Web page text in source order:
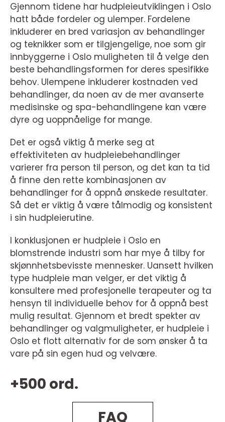
Gjennom tidene har hudpleieutviklingen i Oslo
hatt både fordeler og ulemper. Fordelene
inkluderer en bred variasjon av behandlinger
og teknikker som er tilgjengelige, noe som gir
innbyggerne i Oslo muligheten til å velge den
beste behandlingsformen for deres spesifikke
behov. Ulempene inkluderer kostnaden ved
behandlinger, da noen av de mer avanserte
medisinske og spa-behandlingene kan være
dyre og uoppnåelige for mange.
Det er også viktig å merke seg at
effektiviteten av hudpleiebehandlinger
varierer fra person til person, og det kan ta tid
å finne den rette kombinasjonen av
behandlinger for å oppnå ønskede resultater.
Så det er viktig å være tålmodig og konsistent
i sin hudpleierutine.
I konklusjonen er hudpleie i Oslo en
blomstrende industri som har mye å tilby for
skjønnhetsbevisste mennesker. Uansett hvilken
type hudpleie man velger, er det viktig å
konsultere med profesjonelle terapeuter og ta
hensyn til individuelle behov for å oppnå best
mulig resultat. Gjennom et bredt spekter av
behandlinger og valgmuligheter, er hudpleie i
Oslo et flott alternativ for de som ønsker å ta
vare på sin egen hud og velvære.
+500 ord.
FAQ